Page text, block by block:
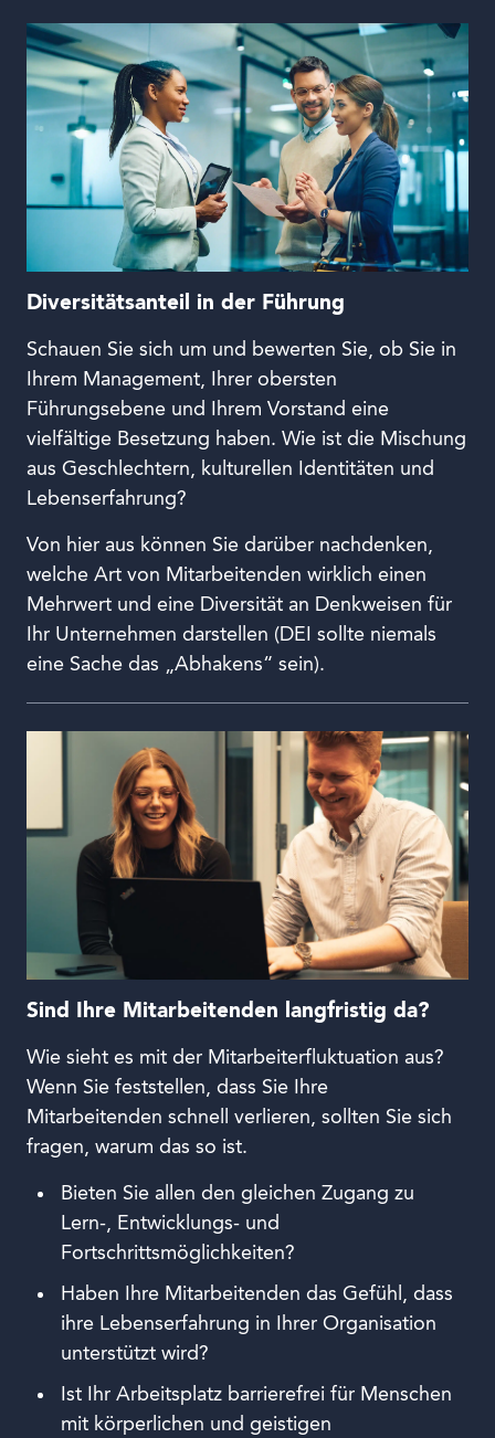
Diversitätsanteil in der Führung
Schauen Sie sich um und bewerten Sie, ob Sie in
Ihrem Management, Ihrer obersten
Führungsebene und Ihrem Vorstand eine
vielfältige Besetzung haben. Wie ist die Mischung
aus Geschlechtern, kulturellen Identitäten und
Lebenserfahrung?
Von hier aus können Sie darüber nachdenken,
welche Art von Mitarbeitenden wirklich einen
Mehrwert und eine Diversität an Denkweisen für
Ihr Unternehmen darstellen (DEI sollte niemals
eine Sache das „Abhakens“ sein).
Sind Ihre Mitarbeitenden langfristig da?
Wie sieht es mit der Mitarbeiterfluktuation aus?
Wenn Sie feststellen, dass Sie Ihre
Mitarbeitenden schnell verlieren, sollten Sie sich
fragen, warum das so ist.
Bieten Sie allen den gleichen Zugang zu
Lern-, Entwicklungs- und
Fortschrittsmöglichkeiten?
Haben Ihre Mitarbeitenden das Gefühl, dass
ihre Lebenserfahrung in Ihrer Organisation
unterstützt wird?
Ist Ihr Arbeitsplatz barrierefrei für Menschen
mit körperlichen und geistigen